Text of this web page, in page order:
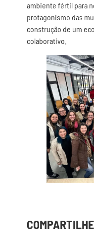
ambiente fértil para
protagonismo das
construção de um
colaborativo.
COMPARTILHE